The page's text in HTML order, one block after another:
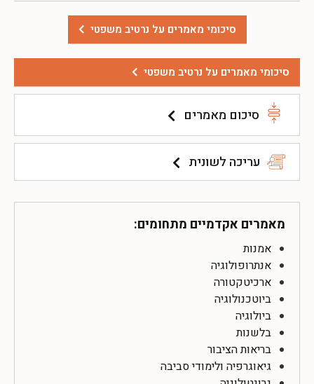
סיכומי מאמרים על נרטיב משפטי
סיכום מאמרים
עריכה לשונית
מאמרים אקדמיים מתחומים:
אמנות
אנתרופולוגיה
ארכיטקטורה
ביוטכנולוגיה
ביולוגיה
בלשנות
בריאות הציבור
גיאוגרפיה ולימודי סביבה
סיכומי מאמרים על נרטיב משפטי